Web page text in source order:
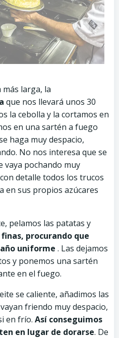
larga, la
que nos llevará unos 30
la cebolla y la cortamos en
en una sartén a fuego
haga muy despacio,
No nos interesa que se
vaya pochando muy
detalle todos los trucos
en sus propios azúcares
pelamos las patatas y
procurando que
uniforme . Las dejamos
y ponemos una sartén
en el fuego.
se caliente, añadimos las
friendo muy despacio,
en frío. Así conseguimos
en lugar de dorarse. De